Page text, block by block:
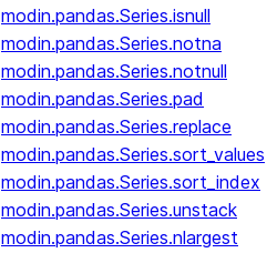
modin.pandas.Series.isnull
modin.pandas.Series.notna
modin.pandas.Series.notnull
modin.pandas.Series.pad
modin.pandas.Series.replace
modin.pandas.Series.sort_values
modin.pandas.Series.sort_index
modin.pandas.Series.unstack
modin.pandas.Series.nlargest